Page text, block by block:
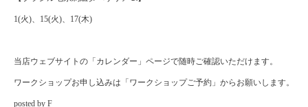
1(火)、15(火)、17(木)
当店ウェブサイトの「カレンダー」ページで随時ご確認いただけます。
ワークショップお申し込みは「ワークショップご予約」からお願いします。
posted by F